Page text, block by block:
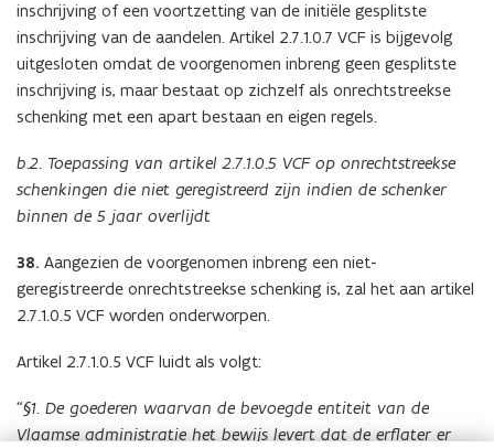
inschrijving of een voortzetting van de initiële gesplitste
inschrijving van de aandelen. Artikel 2.7.1.0.7 VCF is bijgevolg
uitgesloten omdat de voorgenomen inbreng geen gesplitste
inschrijving is, maar bestaat op zichzelf als onrechtstreekse
schenking met een apart bestaan en eigen regels.
b.2. Toepassing van artikel 2.7.1.0.5 VCF op onrechtstreekse
schenkingen die niet geregistreerd zijn indien de schenker
binnen de 5 jaar overlijdt
38. Aangezien de voorgenomen inbreng een niet-
geregistreerde onrechtstreekse schenking is, zal het aan artikel
2.7.1.0.5 VCF worden onderworpen.
Artikel 2.7.1.0.5 VCF luidt als volgt:
“§1. De goederen waarvan de bevoegde entiteit van de
Vlaamse administratie het bewijs levert dat de erflater er